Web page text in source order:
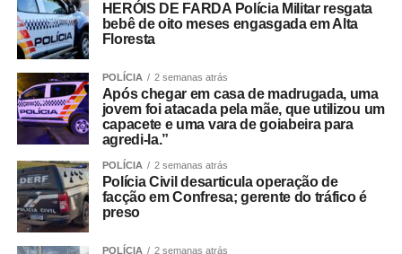
HERÓIS DE FARDA Polícia Militar resgata
bebê de oito meses engasgada em Alta
Floresta
POLÍCIA 2 semanas atrás
Após chegar em casa de madrugada, uma
jovem foi atacada pela mãe, que utilizou um
capacete e uma vara de goiabeira para
agredi-la.”
POLÍCIA 2 semanas atrás
Polícia Civil desarticula operação de
facção em Confresa; gerente do tráfico é
preso
POLÍCIA 2 semanas atrás